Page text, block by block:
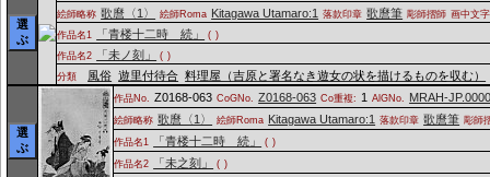
選
ぶ
絵師略称 歌麿〈1〉 絵師Roma Kitagawa Utamaro:1 落款印章 歌麿筆 彫師摺師 画中文
作品名1
「青楼十二時 続」 ( )
作品名2
「未ノ刻」 ( )
分類
風俗 遊里付待合 料理屋（吉原と署名なき遊女の状を描けるものを収む）
選
ぶ
作品No. Z0168-063 CoGNo. Z0168-063 Co重複: 1 AlGNo. MRAH-
絵師略称 歌麿〈1〉 絵師Roma Kitagawa Utamaro:1 落款印章 歌麿筆 彫師
作品名1
「青楼十二時 続」 ( )
作品名2
「未之刻」 ( )